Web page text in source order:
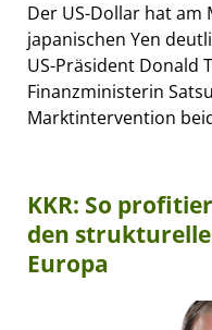
Der US-Dollar hat am
japanischen Yen
US-Präsident Donald
Finanzministerin
Marktintervention
KKR: So
den
Europa